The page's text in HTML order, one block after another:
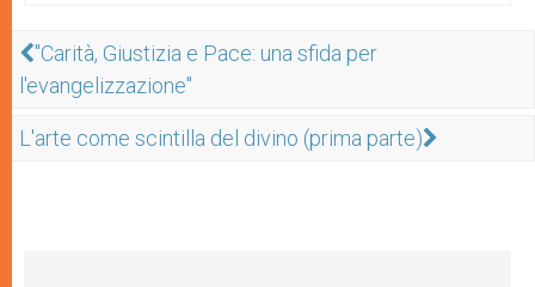
"Carità, Giustizia e Pace: una sfida per
l'evangelizzazione"
L'arte come scintilla del divino (prima parte)